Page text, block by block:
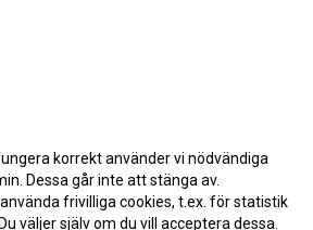
korrekt använder vi nödvändiga
Dessa går inte att stänga av.
frivilliga cookies, t.ex. för statistik
väljer själv om du vill acceptera dessa.